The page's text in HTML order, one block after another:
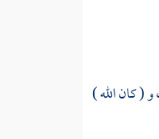
( كان الله )